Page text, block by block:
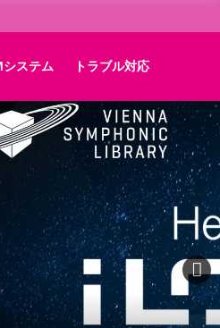
システム トラブル対応